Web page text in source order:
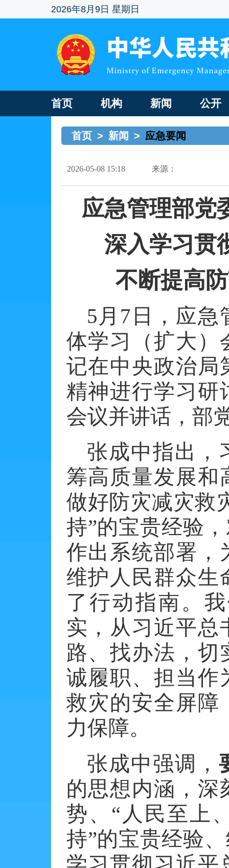
2026年8月9日 星期日
首页 机构 新闻 公开
首页 > 新闻 > 应急要闻
2026-05-08 15:18 来源：
应急管理部党
深入学习贯
不断提高
5月7日，应急
体学习（扩大）
记在中央政治局
精神进行学习研
会议并讲话，部
张成中指出，
筹高质量发展和
做好防灾减灾救
持”的宝贵经验
作出系统部署，
维护人民群众生
了行动指南。
实，从习近平总
路、找办法，切
诚履职、担当作
救灾的安全屏障
力保障。
张成中强调，
的思想内涵，深
势、 “人民至上
持”的宝贵经验